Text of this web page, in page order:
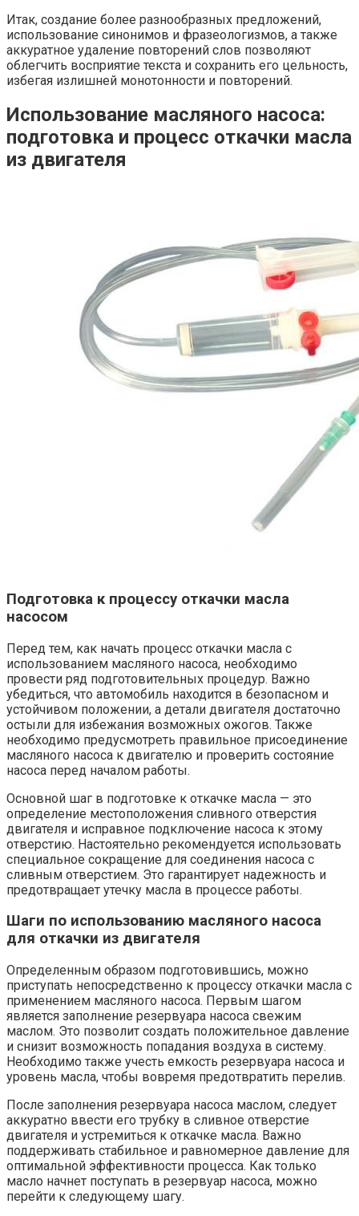
Итак, создание более разнообразных предложений,
использование синонимов и фразеологизмов, а также
аккуратное удаление повторений слов позволяют
облегчить восприятие текста и сохранить его цельность,
избегая излишней монотонности и повторений.
Использование масляного насоса:
подготовка и процесс откачки масла
из двигателя
Подготовка к процессу откачки масла
насосом
Перед тем, как начать процесс откачки масла с
использованием масляного насоса, необходимо
провести ряд подготовительных процедур. Важно
убедиться, что автомобиль находится в безопасном и
устойчивом положении, а детали двигателя достаточно
остыли для избежания возможных ожогов. Также
необходимо предусмотреть правильное присоединение
масляного насоса к двигателю и проверить состояние
насоса перед началом работы.
Основной шаг в подготовке к откачке масла — это
определение местоположения сливного отверстия
двигателя и исправное подключение насоса к этому
отверстию. Настоятельно рекомендуется использовать
специальное сокращение для соединения насоса с
сливным отверстием. Это гарантирует надежность и
предотвращает утечку масла в процессе работы.
Шаги по использованию масляного насоса
для откачки из двигателя
Определенным образом подготовившись, можно
приступать непосредственно к процессу откачки масла с
применением масляного насоса. Первым шагом
является заполнение резервуара насоса свежим
маслом. Это позволит создать положительное давление
и снизит возможность попадания воздуха в систему.
Необходимо также учесть емкость резервуара насоса и
уровень масла, чтобы вовремя предотвратить перелив.
После заполнения резервуара насоса маслом, следует
аккуратно ввести его трубку в сливное отверстие
двигателя и устремиться к откачке масла. Важно
поддерживать стабильное и равномерное давление для
оптимальной эффективности процесса. Как только
масло начнет поступать в резервуар насоса, можно
перейти к следующему шагу.